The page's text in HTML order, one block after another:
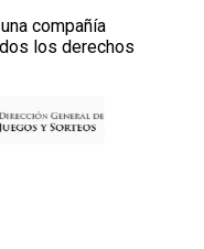
compañía
los derechos